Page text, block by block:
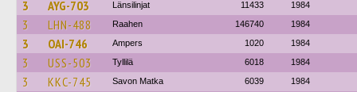
3 AYG-703 Länsilinjat 11433 1984
3 LHN-488 Raahen 146740 1984
3 OAI-746 Ampers 1020 1984
3 USS-503 Tyllilä 6018 1984
3 KKC-745 Savon Matka 6039 1984